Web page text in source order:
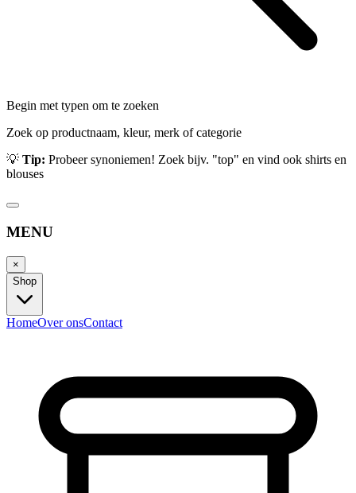
Begin met typen om te zoeken
Zoek op productnaam, kleur, merk of categorie
💡 Tip: Probeer synoniemen! Zoek bijv. "top" en vind ook shirts en
blouses
MENU
×
Shop
HomeOver onsContact